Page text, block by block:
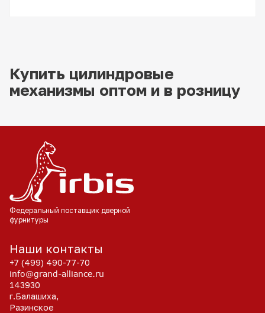
Купить цилиндровые
механизмы оптом и в розницу
Федеральный поставщик дверной
фурнитуры
Наши контакты
+7 (499) 490-77-70
info@grand-alliance.ru
143930
г.Балашиха,
Разинское